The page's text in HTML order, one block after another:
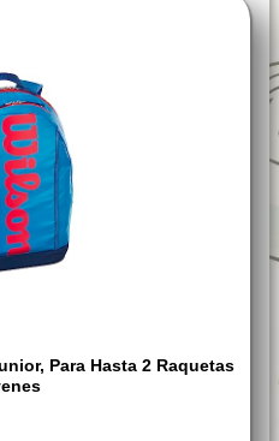
Para Hasta 2 Raquetas